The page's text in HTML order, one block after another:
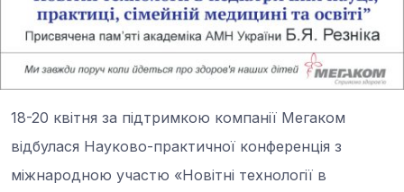
18-20 квітня за підтримкою компанії Мегаком
відбулася Науково-практичної конференція з
міжнародною участю «Новітні технології в